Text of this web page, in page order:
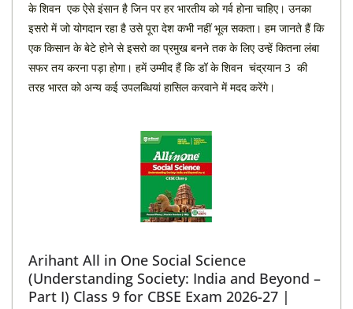
के शिवन एक ऐसे इंसान है जिन पर हर भारतीय को गर्व होना चाहिए। उनका
इसरो में जो योगदान रहा है उसे पूरा देश कभी नहीं भूल सकता। हम जानते हैं कि
एक किसान के बेटे होने से इसरो का प्रमुख बनने तक के लिए उन्हें कितना लंबा
सफर तय करना पड़ा होगा। हमें उम्मीद हैं कि डॉ के शिवन चंद्रयान 3 की
तरह भारत को अन्य कई उपलब्धियां हासिल करवाने में मदद करेंगे।
Arihant All in One Social Science
(Understanding Society: India and Beyond –
Part I) Class 9 for CBSE Exam 2026-27 |